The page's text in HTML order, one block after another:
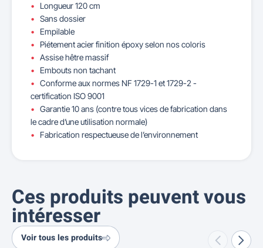
Longueur 120 cm
Sans dossier
Empilable
Piétement acier finition époxy selon nos coloris
Assise hêtre massif
Embouts non tachant
Conforme aux normes NF 1729-1 et 1729-2 -
certification ISO 9001
Garantie 10 ans (contre tous vices de fabrication dans
le cadre d’une utilisation normale)
Fabrication respectueuse de l’environnement
Ces produits peuvent vous
intéresser
Voir tous les produits